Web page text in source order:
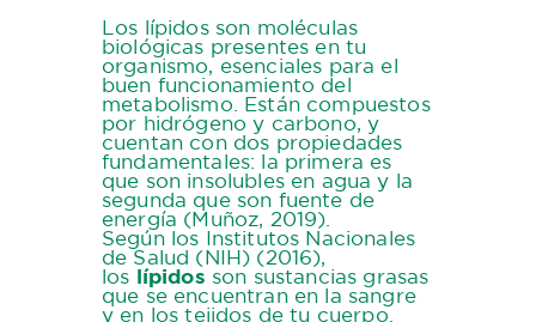
Los lípidos son moléculas
biológicas presentes en tu
organismo, esenciales para el
buen funcionamiento del
metabolismo. Están compuestos
por hidrógeno y carbono, y
cuentan con dos propiedades
fundamentales: la primera es
que son insolubles en agua y la
segunda que son fuente de
energía (Muñoz, 2019).
Según los Institutos Nacionales
de Salud (NIH) (2016),
los lípidos son sustancias grasas
que se encuentran en la sangre
y en los tejidos de tu cuerpo.